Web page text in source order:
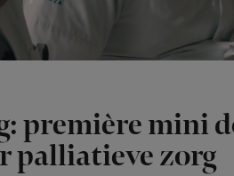
première mini
palliatieve zorg